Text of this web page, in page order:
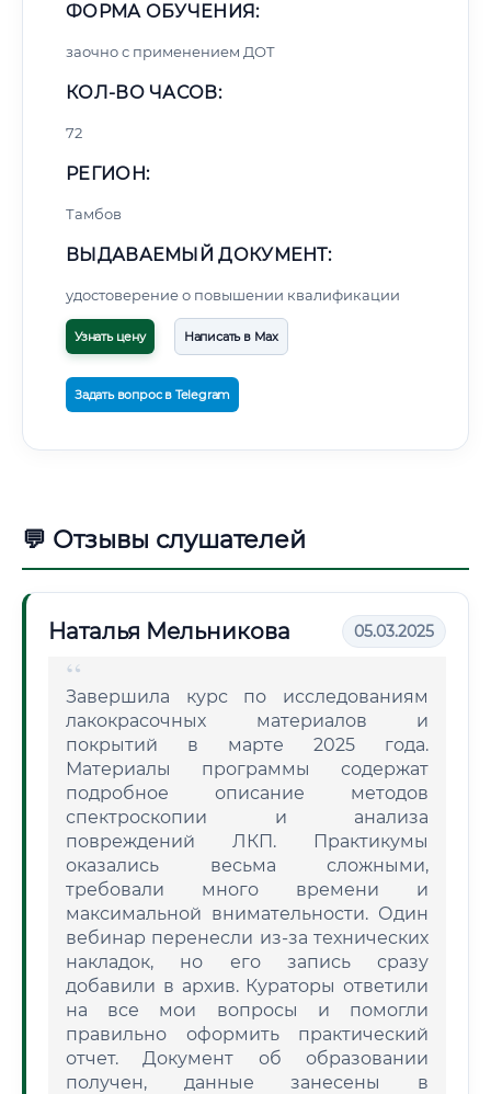
ФОРМА ОБУЧЕНИЯ:
заочно с применением ДОТ
КОЛ-ВО ЧАСОВ:
72
РЕГИОН:
Тамбов
ВЫДАВАЕМЫЙ ДОКУМЕНТ:
удостоверение о повышении квалификации
Узнать цену Написать в Max
Задать вопрос в Telegram
💬 Отзывы слушателей
Наталья Мельникова 05.03.2025
Завершила курс по исследованиям
лакокрасочных материалов и
покрытий в марте 2025 года.
Материалы программы содержат
подробное описание методов
спектроскопии и анализа
повреждений ЛКП. Практикумы
оказались весьма сложными,
требовали много времени и
максимальной внимательности. Один
вебинар перенесли из-за технических
накладок, но его запись сразу
добавили в архив. Кураторы ответили
на все мои вопросы и помогли
правильно оформить практический
отчет. Документ об образовании
получен, данные занесены в